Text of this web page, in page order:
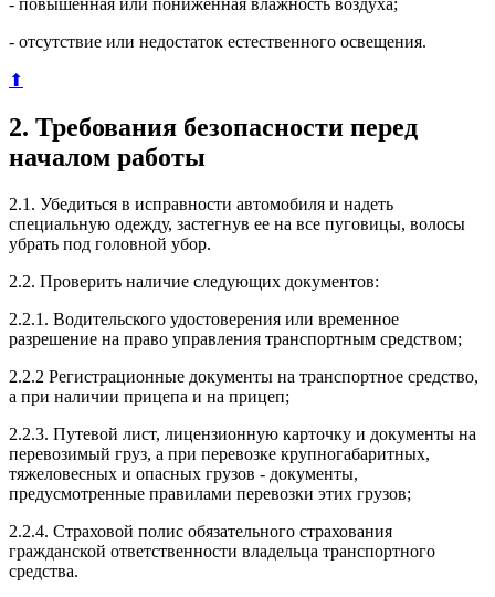
- повышенная или пониженная влажность воздуха;
- отсутствие или недостаток естественного освещения.
⬆
2. Требования безопасности перед
началом работы
2.1. Убедиться в исправности автомобиля и надеть
специальную одежду, застегнув ее на все пуговицы, волосы
убрать под головной убор.
2.2. Проверить наличие следующих документов:
2.2.1. Водительского удостоверения или временное
разрешение на право управления транспортным средством;
2.2.2 Регистрационные документы на транспортное средство,
а при наличии прицепа и на прицеп;
2.2.3. Путевой лист, лицензионную карточку и документы на
перевозимый груз, а при перевозке крупногабаритных,
тяжеловесных и опасных грузов - документы,
предусмотренные правилами перевозки этих грузов;
2.2.4. Страховой полис обязательного страхования
гражданской ответственности владельца транспортного
средства.